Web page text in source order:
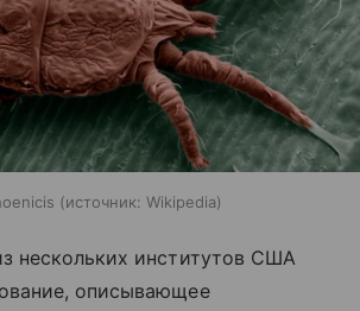
источник: Wikipedia
нескольких институтов США
описывающее